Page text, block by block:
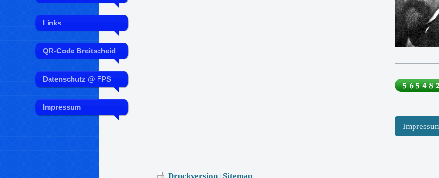
Links
QR-Code Breitscheid
Datenschutz @ FPS
Impressum
Druckversion | Sitemap